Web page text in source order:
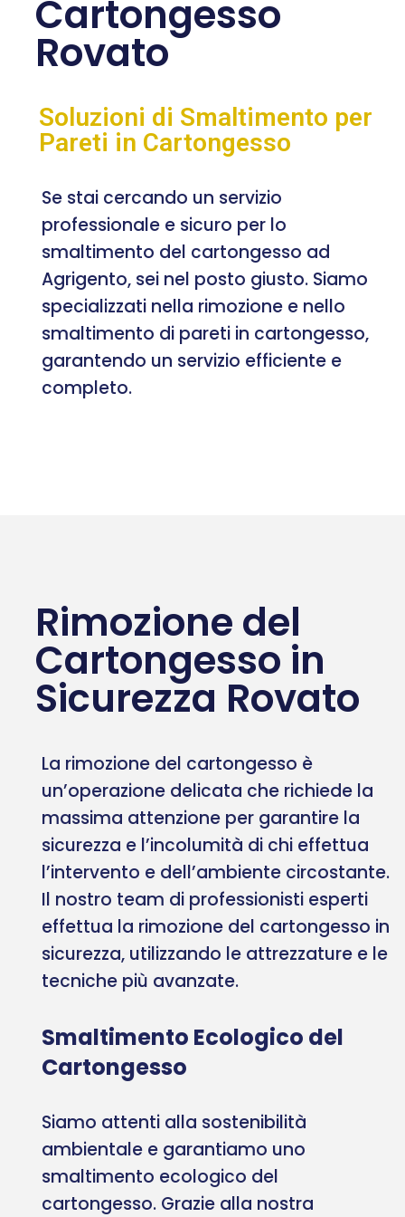
Cartongesso
Rovato
Soluzioni di Smaltimento per
Pareti in Cartongesso
Se stai cercando un servizio
professionale e sicuro per lo
smaltimento del cartongesso ad
Agrigento, sei nel posto giusto. Siamo
specializzati nella rimozione e nello
smaltimento di pareti in cartongesso,
garantendo un servizio efficiente e
completo.
Rimozione del
Cartongesso in
Sicurezza Rovato
La rimozione del cartongesso è
un’operazione delicata che richiede la
massima attenzione per garantire la
sicurezza e l’incolumità di chi effettua
l’intervento e dell’ambiente circostante.
Il nostro team di professionisti esperti
effettua la rimozione del cartongesso in
sicurezza, utilizzando le attrezzature e le
tecniche più avanzate.
Smaltimento Ecologico del
Cartongesso
Siamo attenti alla sostenibilità
ambientale e garantiamo uno
smaltimento ecologico del
cartongesso. Grazie alla nostra